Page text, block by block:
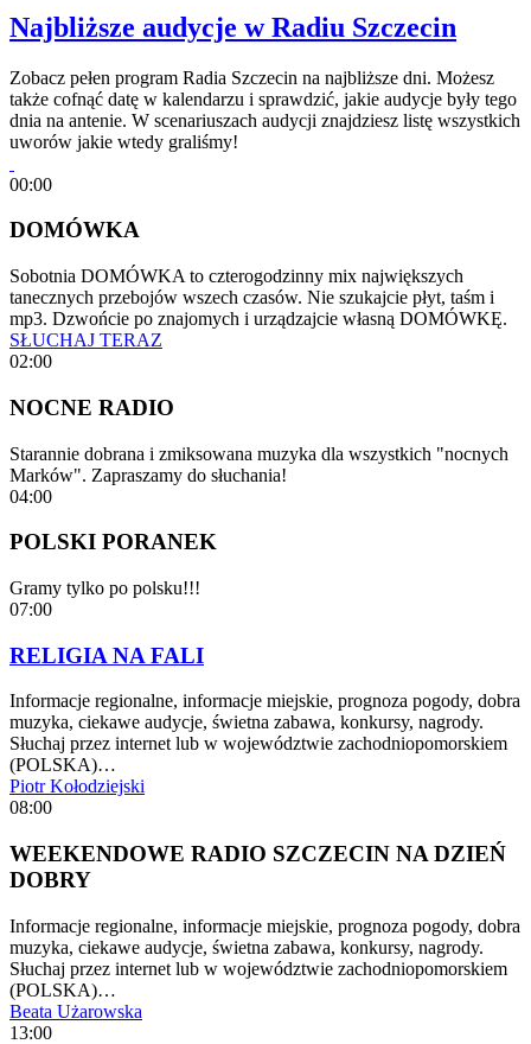
Najbliższe audycje w Radiu Szczecin
Zobacz pełen program Radia Szczecin na najbliższe dni. Możesz
także cofnąć datę w kalendarzu i sprawdzić, jakie audycje były tego
dnia na antenie. W scenariuszach audycji znajdziesz listę wszystkich
uworów jakie wtedy graliśmy!
00:00
DOMÓWKA
Sobotnia DOMÓWKA to czterogodzinny mix największych
tanecznych przebojów wszech czasów. Nie szukajcie płyt, taśm i
mp3. Dzwońcie po znajomych i urządzajcie własną DOMÓWKĘ.
SŁUCHAJ TERAZ
02:00
NOCNE RADIO
Starannie dobrana i zmiksowana muzyka dla wszystkich "nocnych
Marków". Zapraszamy do słuchania!
04:00
POLSKI PORANEK
Gramy tylko po polsku!!!
07:00
RELIGIA NA FALI
Informacje regionalne, informacje miejskie, prognoza pogody, dobra
muzyka, ciekawe audycje, świetna zabawa, konkursy, nagrody.
Słuchaj przez internet lub w województwie zachodniopomorskiem
(POLSKA)…
Piotr Kołodziejski
08:00
WEEKENDOWE RADIO SZCZECIN NA DZIEŃ
DOBRY
Informacje regionalne, informacje miejskie, prognoza pogody, dobra
muzyka, ciekawe audycje, świetna zabawa, konkursy, nagrody.
Słuchaj przez internet lub w województwie zachodniopomorskiem
(POLSKA)…
Beata Użarowska
13:00